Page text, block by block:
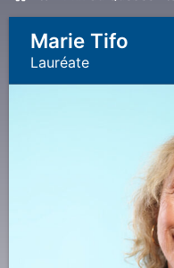
Marie Tifo
LauréatE